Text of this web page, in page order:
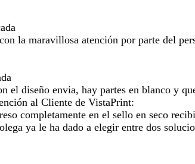
la maravillosa atención por parte del
el diseño envia, hay partes en blanco y
al Cliente de VistaPrint:
completamente en el sello en seco
ya le ha dado a elegir entre dos